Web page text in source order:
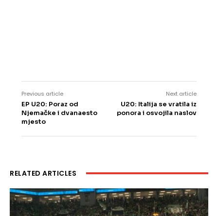
Previous article
EP U20: Poraz od
Njemačke i dvanaesto
mjesto
Next article
U20: Italija se vratila iz
ponora i osvojila naslov
RELATED ARTICLES